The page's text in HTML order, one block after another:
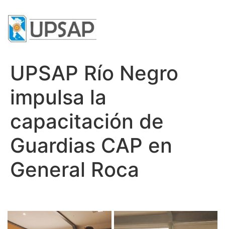
UPSAP Río Negro
impulsa la
capacitación de
Guardias CAP en
General Roca